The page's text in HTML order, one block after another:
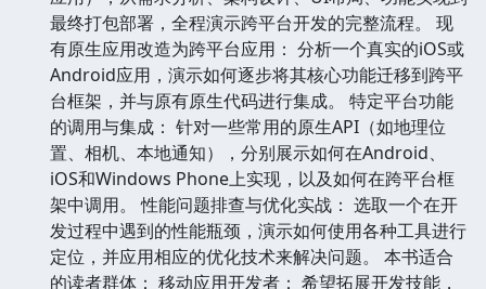
最终打包部署，全程演示跨平台开发的完整流程。 现
有原生应用改造为跨平台应用： 分析一个真实的iOS或
Android应用，演示如何逐步将其核心功能迁移到跨平
台框架，并与原有原生代码进行集成。 特定平台功能
的调用与集成： 针对一些常用的原生API（如地理位
置、相机、本地通知），分别展示如何在Android、
iOS和Windows Phone上实现，以及如何在跨平台框
架中调用。 性能问题排查与优化实战： 选取一个在开
发过程中遇到的性能瓶颈，演示如何使用各种工具进行
定位，并应用相应的优化技术来解决问题。 本书适合
的读者群体： 移动应用开发者： 希望拓展开发技能，